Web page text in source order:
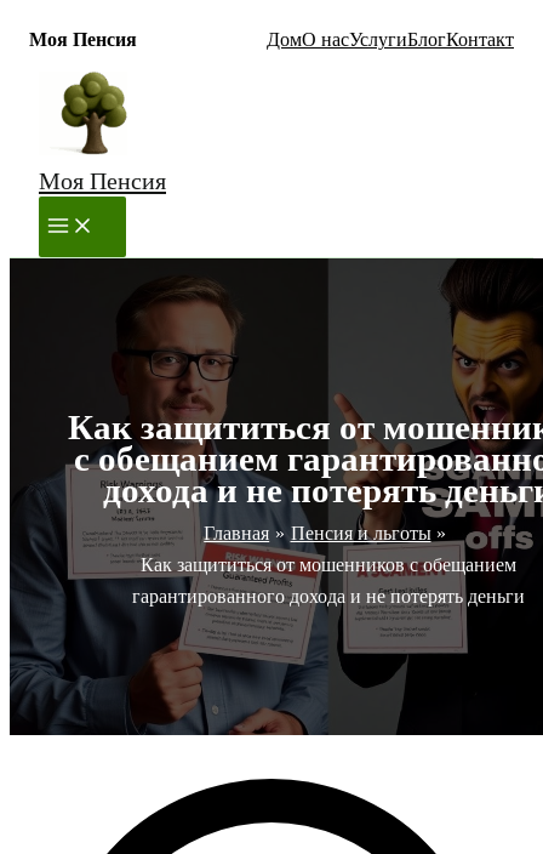
Моя Пенсия ДомО насУслугиБлогКонтакт
Перейти
содержимому
Моя Пенсия
MAIN
MENU
Как защититься от
с обещанием
дохода и не потерять
Главная
Пенсия и льготы
Как защититься от мошенников с обещанием
гарантированного дохода и не потерять деньги